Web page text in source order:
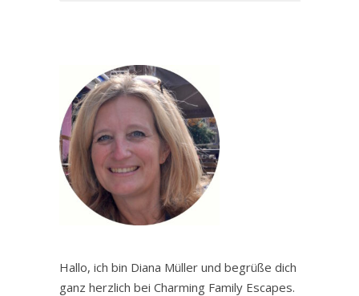
Hallo, ich bin Diana Müller und begrüße dich
ganz herzlich bei Charming Family Escapes.